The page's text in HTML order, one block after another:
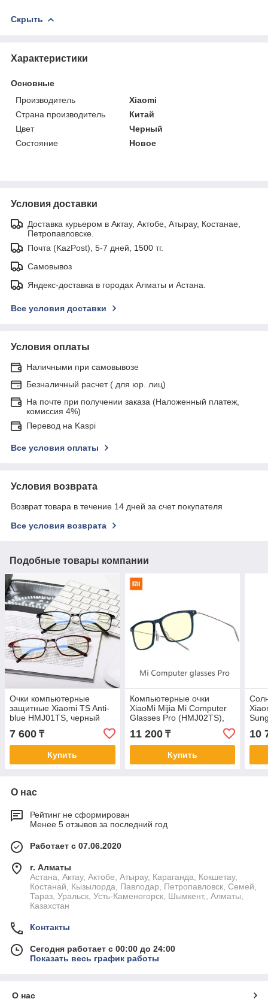
Скрыть
Характеристики
Основные
Производитель
Xiaomi
Страна производитель
Китай
Цвет
Черный
Состояние
Новое
Условия доставки
Доставка курьером в Актау, Актобе, Атырау, Костанае,
Петропавловске.
Почта (KazPost), 5-7 дней, 1500 тг.
Самовывоз
Яндекс-доставка в городах Алматы и Астана.
Все условия доставки
Условия оплаты
Наличными при самовывозе
Безналичный расчет ( для юр. лиц)
На почте при получении заказа (Наложенный платеж,
комиссия 4%)
Перевод на Kaspi
Все условия оплаты
Условия возврата
Возврат товара в течение 14 дней за счет покупателя
Все условия возврата
Подобные товары компании
Очки компьютерные
защитные Xiaomi TS Anti-
blue HMJ01TS, черный
7 600 ₸
Купить
Компьютерные очки
XiaoMi Mijia Mi Computer
Glasses Pro (HMJ02TS),
Dark Blue
11 200₸
Купить
10
О нас
Рейтинг не сформирован
Менее 5 отзывов за последний год
Работает с 07.06.2020
г. Алматы
Астана, Актау, Актобе, Атырау, Караганда, Кокшетау,
Костанай, Кызылорда, Павлодар, Петропавловск, Семей,
Тараз, Уральск, Усть-Каменогорск, Шымкент,, Алматы,
Казахстан
Контакты
Сегодня работает с 00:00 до 24:00
Показать весь график работы
О нас